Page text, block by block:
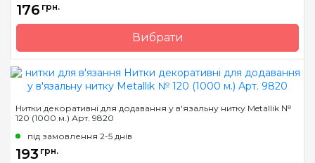
176 грн.
Вибрати
Бренд
Madeira
Країна виробник
Німеччина
Метраж
Нитки декоративні для додавання у в'язальну нитку Metallik №
120 (1000 м.) Арт. 9820
під замовлення 2-5 днів
193 грн.